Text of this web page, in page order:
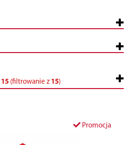
15 (filtrowanie z 15)
Promocja